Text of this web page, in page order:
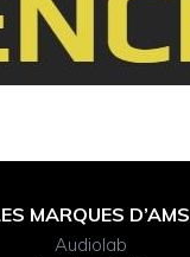
MARQUES D’AMS
Audiolab